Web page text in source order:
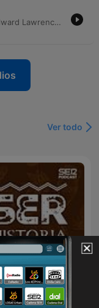
Este episodio explora la vida de Thomas Edward Lawrence, desde sus orígenes marcados por un secreto familiar y su formación académica en Oxford hasta su transformación en una pieza clave de la inteligencia británica durante la Primera Guerra Mundial. Se detalla su papel fundamental en la rebelión árabe, su estrategia de guerra irregular y el profundo conflicto moral que enfrentó ante el acuerdo Sykes-Picot. Finalmente, la narrativa aborda su intento de escapar de la fama mundial mediante el uso de identidades falsas en el servicio militar y su trágico fallecimiento en un accidente de motocicleta en 1935, concluyendo con una reflexión sobre su complejo legado histórico.
Ver todo
SER Historia